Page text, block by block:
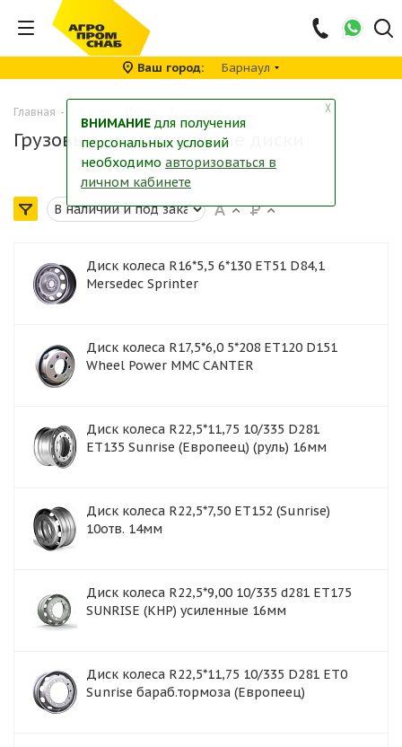
Ваш город Барнаул
Главная -
Грузовые штампованные диски
Диск колеса R16*5,5 6*130 ET51 D84,1
Mersedec Sprinter
Диск колеса R17,5*6,0 5*208 ET120 D151
Wheel Power MMC CANTER
Диск колеса R22,5*11,75 10/335 D281
ET135 Sunrise (Европеец) (руль) 16мм
Диск колеса R22,5*7,50 ET152 (Sunrise)
10отв. 14мм
Диск колеса R22,5*9,00 10/335 d281 ET175
SUNRISE (КНР) усиленные 16мм
Диск колеса R22,5*11,75 10/335 D281 ET0
Sunrise бараб.тормоза (Европеец)
╳
ВНИМАНИЕ для получения
персональных условий
необходимо авторизоваться в
личном кабинете